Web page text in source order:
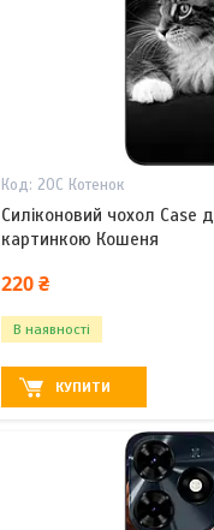
20С Котенок
Силіконовий чохол Case
картинкою Кошеня
220 ₴
В наявності
КУПИТИ